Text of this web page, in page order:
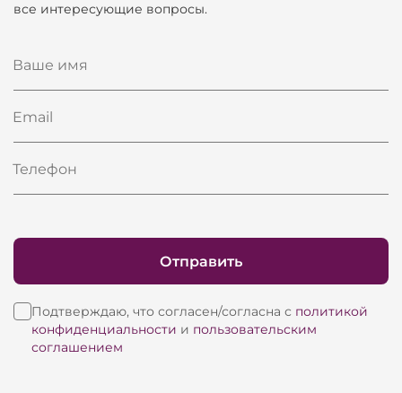
Материал кадлов
Тип ободов
все интересующие вопросы.
Ваше имя
Email
Телефон
Подтверждаю, что согласен/согласна с политикой
конфиденциальности и пользовательским
соглашением
Отправить